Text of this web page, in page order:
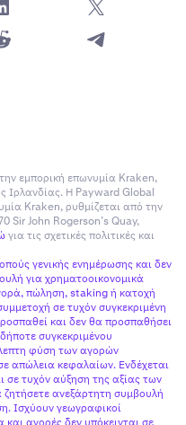
εμπορική επωνυμία Kraken,
Ιρλανδίας. Η Payward Global
Kraken, ρυθμίζεται από την
Sir John Rogerson’s Quay,
για τις σχετικές πολιτικές και
γενικής ενημέρωσης και δεν
για χρηματοοικονομικά
πώληση, staking ή κατοχή
σε τυχόν συγκεκριμένη
και δεν θα προσπαθήσει
συγκεκριμένου
φύση των αγορών
απώλεια κεφαλαίων. Ενδέχεται
τυχόν αύξηση της αξίας των
ανεξάρτητη συμβουλή
Ισχύουν γεωγραφικοί